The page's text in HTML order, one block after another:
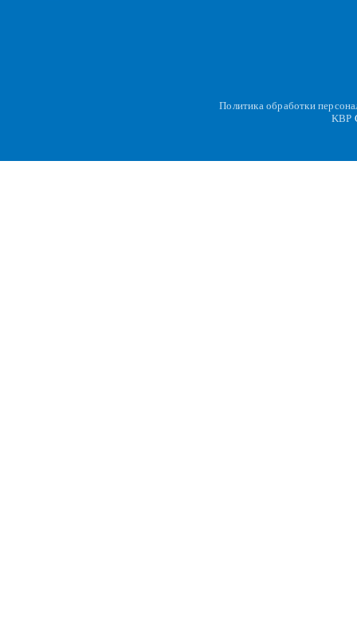
Политика обработки
KBP